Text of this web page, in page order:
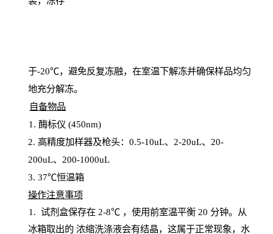
于-20℃，避免反复冻融，在室温下解冻并确保样品均匀
地充分解冻。
自备物品
1 . 酶标仪 (450nm)
2. 高精度加样器及枪头： 0.5-10uL、 2-20uL、 20-
200uL、 200-1000uL
3. 37℃恒温箱
操作注意事项
1. 试剂盒保存在 2-8℃ ，使用前室温平衡 20 分钟。从
冰箱取出的 浓缩洗涤液会有结晶，这属于正常现象，水